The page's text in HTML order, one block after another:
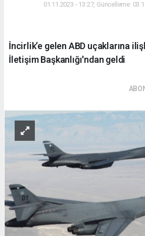
01.11.2023 - 13:27, Güncelleme:
İncirlik’e gelen ABD uçaklarına
İletişim Başkanlığı'ndan geldi